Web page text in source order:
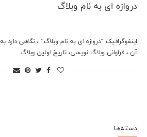
دروازه ای به نام وبلاگ
اینفوگرافیک “دروازه ای به نام وبلاگ” ، نگاهی دارد
آن ، فراوانی وبلاگ نویسی، تاریخ اولین وبلاگ…
دسته‌ها